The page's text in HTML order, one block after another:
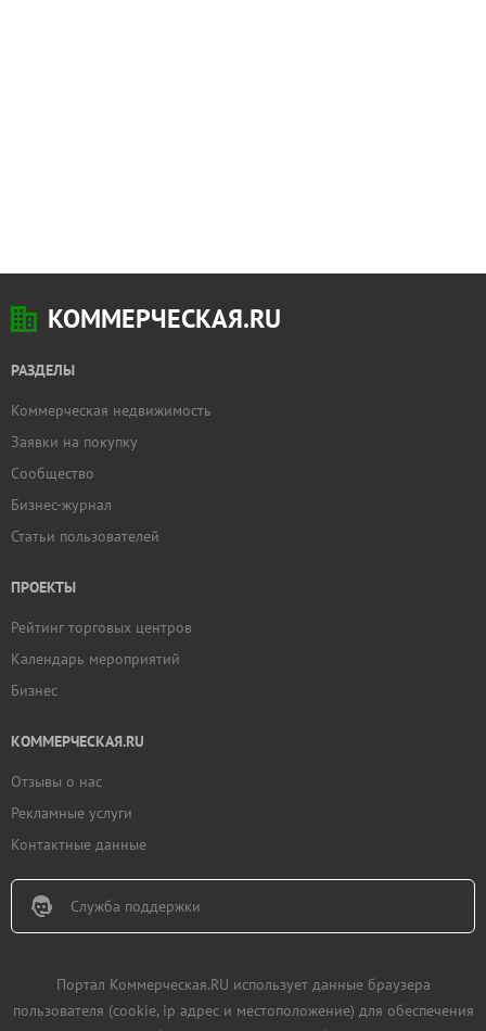
КОММЕРЧЕСКАЯ.RU
РАЗДЕЛЫ
Коммерческая недвижимость
Заявки на покупку
Сообщество
Бизнес-журнал
Статьи пользователей
ПРОЕКТЫ
Рейтинг торговых центров
Календарь мероприятий
Бизнес
КОММЕРЧЕСКАЯ.RU
Отзывы о нас
Рекламные услуги
Контактные данные
Служба поддержки
Портал Коммерческая.RU использует данные браузера
пользователя (cookie, ip адрес и местоположение) для обеспечения